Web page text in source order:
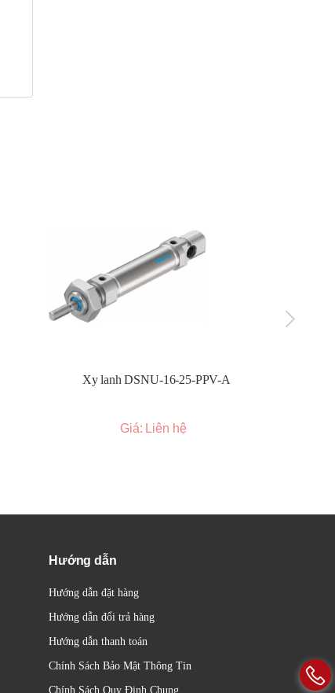
Xy lanh DSNU-16-25-PPV-A
Giá: Liên hệ
Hướng dẫn
Hướng dẫn đặt hàng
Hướng dẫn đổi trả hàng
Hướng dẫn thanh toán
Chính Sách Bảo Mật Thông Tin
Chính Sách Quy Định Chung